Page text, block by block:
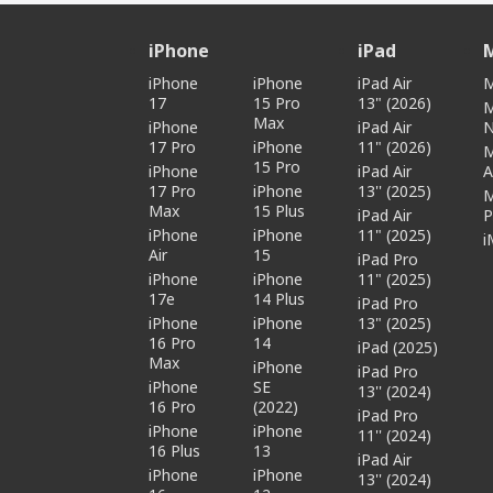
iPhone
iPhone
17
iPhone
17 Pro
iPhone
17 Pro
Max
iPhone
Air
iPhone
17e
iPhone
16 Pro
Max
iPhone
16 Pro
iPhone
16 Plus
iPhone
iPhone
15 Pro
Max
iPhone
15 Pro
iPhone
15 Plus
iPhone
15
iPhone
14 Plus
iPhone
14
iPhone
SE
(2022)
iPhone
13
iPhone
iPad
iPad Air
13" (2026)
iPad Air
11" (2026)
iPad Air
13'' (2025)
iPad Air
11" (2025)
iPad Pro
11" (2025)
iPad Pro
13" (2025)
iPad (2025)
iPad Pro
13'' (2024)
iPad Pro
11'' (2024)
iPad Air
13'' (2024)